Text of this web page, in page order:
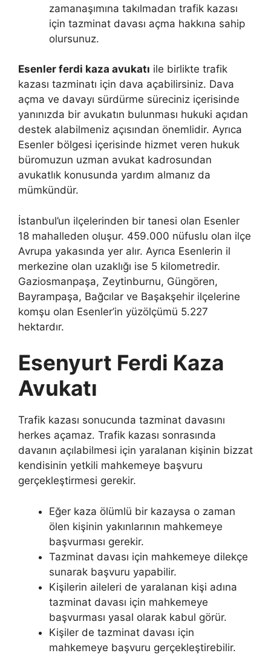
zamanaşımına takılmadan trafik kazası
için tazminat davası açma hakkına sahip
olursunuz.
Esenler ferdi kaza avukatı ile birlikte trafik
kazası tazminatı için dava açabilirsiniz. Dava
açma ve davayı sürdürme süreciniz içerisinde
yanınızda bir avukatın bulunması hukuki açıdan
destek alabilmeniz açısından önemlidir. Ayrıca
Esenler bölgesi içerisinde hizmet veren hukuk
büromuzun uzman avukat kadrosundan
avukatlık konusunda yardım almanız da
mümkündür.
İstanbul’un ilçelerinden bir tanesi olan Esenler
18 mahalleden oluşur. 459.000 nüfuslu olan ilçe
Avrupa yakasında yer alır. Ayrıca Esenlerin il
merkezine olan uzaklığı ise 5 kilometredir.
Gaziosmanpaşa, Zeytinburnu, Güngören,
Bayrampaşa, Bağcılar ve Başakşehir ilçelerine
komşu olan Esenler’in yüzölçümü 5.227
hektardır.
Esenyurt Ferdi Kaza
Avukatı
Trafik kazası sonucunda tazminat davasını
herkes açamaz. Trafik kazası sonrasında
davanın açılabilmesi için yaralanan kişinin bizzat
kendisinin yetkili mahkemeye başvuru
gerçekleştirmesi gerekir.
Eğer kaza ölümlü bir kazaysa o zaman
ölen kişinin yakınlarının mahkemeye
başvurması gerekir.
Tazminat davası için mahkemeye dilekçe
sunarak başvuru yapabilir.
Kişilerin aileleri de yaralanan kişi adına
tazminat davası için mahkemeye
başvurması yasal olarak kabul görür.
Kişiler de tazminat davası için
mahkemeye başvuru gerçekleştirebilir.